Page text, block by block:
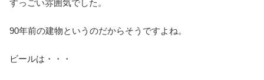
すっごい雰囲気でした。
90年前の建物というのだからそうですよね。
ビールは・・・